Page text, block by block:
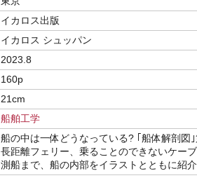
イカロス出版
イカロス シュッパン
2023.8
160p
21cm
船舶工学
船の中は一体どうなっている? ｢船体解剖図
長距離フェリー、乗ることのできないケー
測船まで、船の内部をイラストとともに紹介